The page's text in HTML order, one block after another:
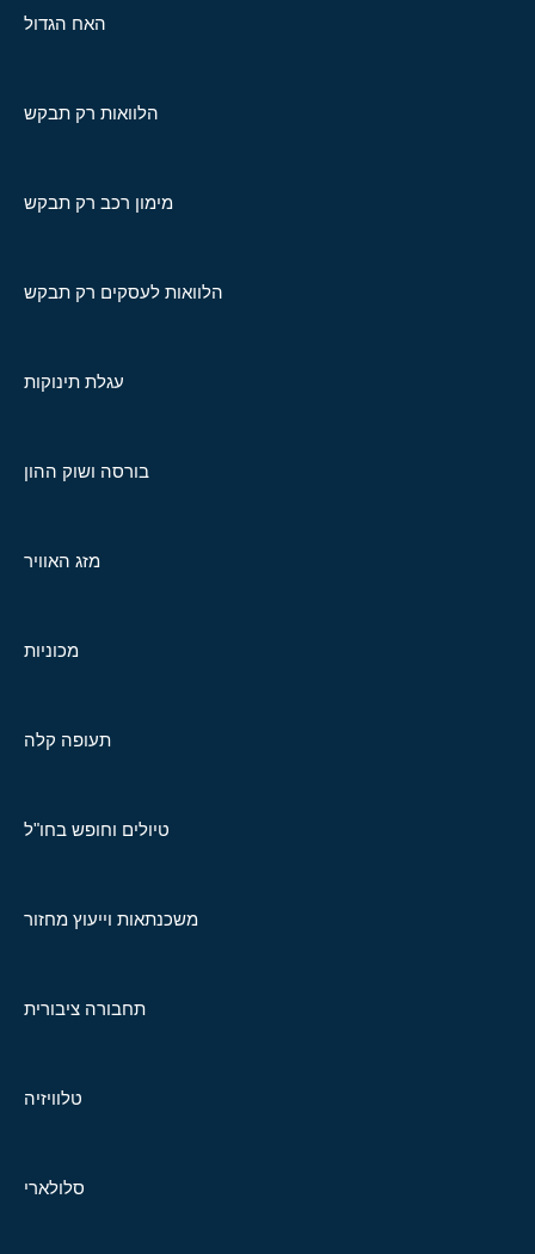
האח הגדול
הלוואות רק תבקש
מימון רכב רק תבקש
הלוואות לעסקים רק תבקש
עגלת תינוקות
בורסה ושוק ההון
מזג האוויר
מכוניות
תעופה קלה
טיולים וחופש בחו"ל
משכנתאות וייעוץ מחזור
תחבורה ציבורית
טלוויזיה
סלולארי